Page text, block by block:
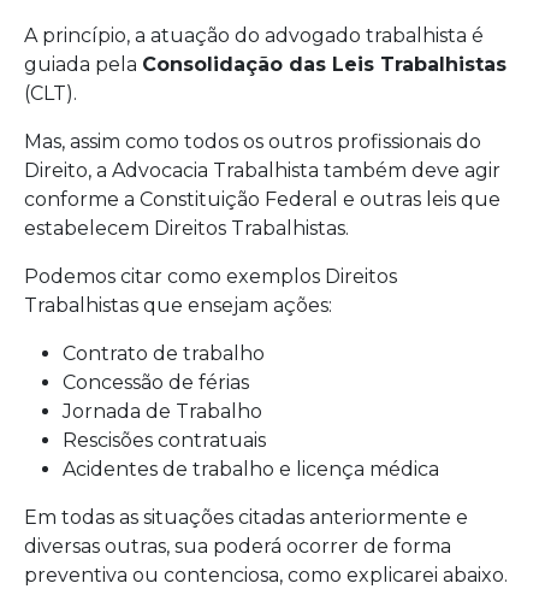
A princípio, a atuação do advogado trabalhista é
guiada pela Consolidação das Leis Trabalhistas
(CLT).
Mas, assim como todos os outros profissionais do
Direito, a Advocacia Trabalhista também deve agir
conforme a Constituição Federal e outras leis que
estabelecem Direitos Trabalhistas.
Podemos citar como exemplos Direitos
Trabalhistas que ensejam ações:
Contrato de trabalho
Concessão de férias
Jornada de Trabalho
Rescisões contratuais
Acidentes de trabalho e licença médica
Em todas as situações citadas anteriormente e
diversas outras, sua poderá ocorrer de forma
preventiva ou contenciosa, como explicarei abaixo.